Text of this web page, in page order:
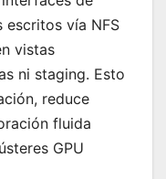
vía NFS
vistas
ni staging. Esto
reduce
fluida
GPU